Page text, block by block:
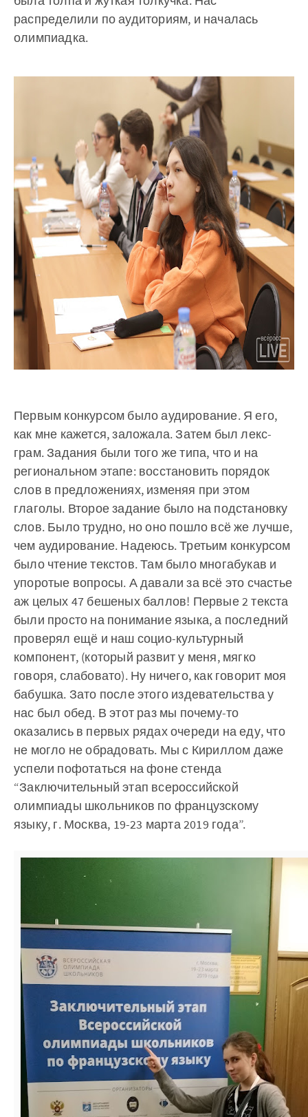
распределили по аудиториям, и началась
олимпиадка.
Первым конкурсом было аудирование. Я его,
как мне кажется, заложала. Затем был лекс-
грам. Задания были того же типа, что и на
региональном этапе: восстановить порядок
слов в предложениях, изменяя при этом
глаголы. Второе задание было на подстановку
слов. Было трудно, но оно пошло всё же лучше,
чем аудирование. Надеюсь. Третьим конкурсом
было чтение текстов. Там было многабукав и
упоротые вопросы. А давали за всё это счастье
аж целых 47 бешеных баллов! Первые 2 текста
были просто на понимание языка, а последний
проверял ещё и наш социо-культурный
компонент, (который развит у меня, мягко
говоря, слабовато). Ну ничего, как говорит моя
бабушка. Зато после этого издевательства у
нас был обед. В этот раз мы почему-то
оказались в первых рядах очереди на еду, что
не могло не обрадовать. Мы с Кириллом даже
успели пофотаться на фоне стенда
“Заключительный этап всероссийской
олимпиады школьников по французскому
языку, г. Москва, 19-23 марта 2019 года”.